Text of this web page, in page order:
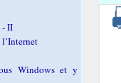
- II
l’Internet
Windows et y